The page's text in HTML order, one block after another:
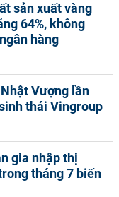
sản xuất vàng
64%, không
hàng
Vượng lần
thái Vingroup
gia nhập thị
tháng 7 biến